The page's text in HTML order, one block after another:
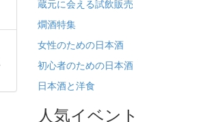
蔵元に会える試飲販売
燗酒特集
女性のための日本酒
初心者のための日本酒
日本酒と洋食
人気イベント